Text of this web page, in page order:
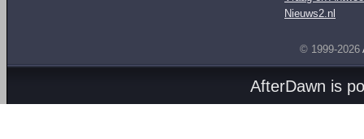
Nieuws2.nl
© 1999-2026
AfterDawn is